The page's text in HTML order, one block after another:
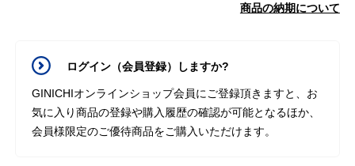
商品の納期について
ログイン（会員登録）しますか?
GINICHIオンラインショップ会員にご登録頂きますと、お
気に入り商品の登録や購入履歴の確認が可能となるほか、
会員様限定のご優待商品をご購入いただけます。